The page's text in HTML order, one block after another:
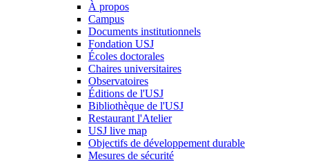
À propos
Campus
Documents institutionnels
Fondation USJ
Écoles doctorales
Chaires universitaires
Observatoires
Éditions de l'USJ
Bibliothèque de l'USJ
Restaurant l'Atelier
USJ live map
Objectifs de développement durable
Mesures de sécurité